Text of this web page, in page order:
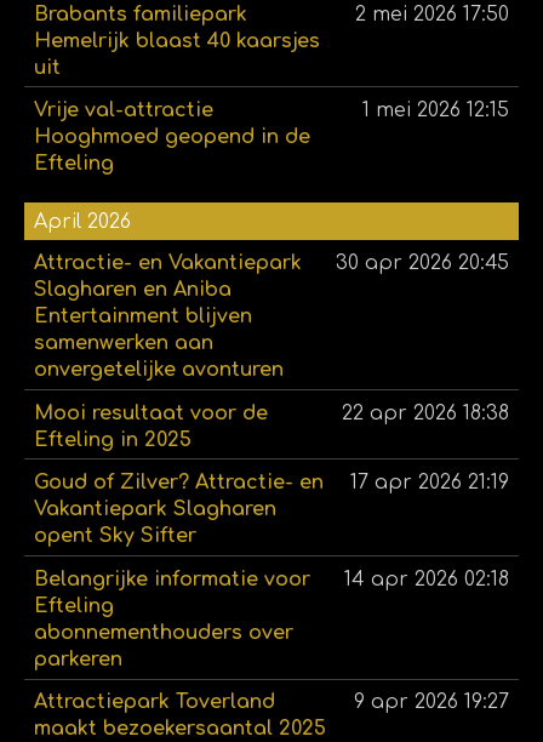
Brabants familiepark
Hemelrijk blaast 40 kaarsjes
uit
2 mei 2026 17:50
Vrije val-attractie
Hooghmoed geopend in de
Efteling
1 mei 2026 12:15
April 2026
Attractie- en Vakantiepark
Slagharen en Aniba
Entertainment blijven
samenwerken aan
onvergetelijke avonturen
30 apr 2026 20:45
Mooi resultaat voor de
Efteling in 2025
22 apr 2026 18:38
Goud of Zilver? Attractie- en
Vakantiepark Slagharen
opent Sky Sifter
17 apr 2026 21:19
Belangrijke informatie voor
Efteling
abonnementhouders over
parkeren
14 apr 2026 02:18
Attractiepark Toverland
maakt bezoekersaantal 2025
9 apr 2026 19:27